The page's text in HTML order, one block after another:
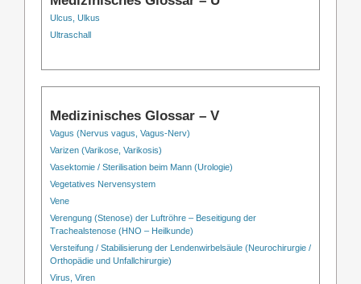
Ulcus, Ulkus
Ultraschall
Medizinisches Glossar – V
Vagus (Nervus vagus, Vagus-Nerv)
Varizen (Varikose, Varikosis)
Vasektomie / Sterilisation beim Mann (Urologie)
Vegetatives Nervensystem
Vene
Verengung (Stenose) der Luftröhre – Beseitigung der
Trachealstenose (HNO – Heilkunde)
Versteifung / Stabilisierung der Lendenwirbelsäule (Neurochirurgie /
Orthopädie und Unfallchirurgie)
Virus, Viren